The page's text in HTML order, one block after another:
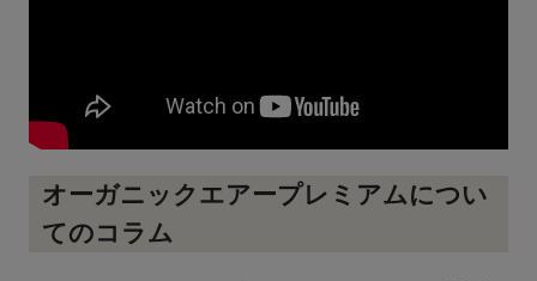
オーガニックエアープレミアムについ
てのコラム